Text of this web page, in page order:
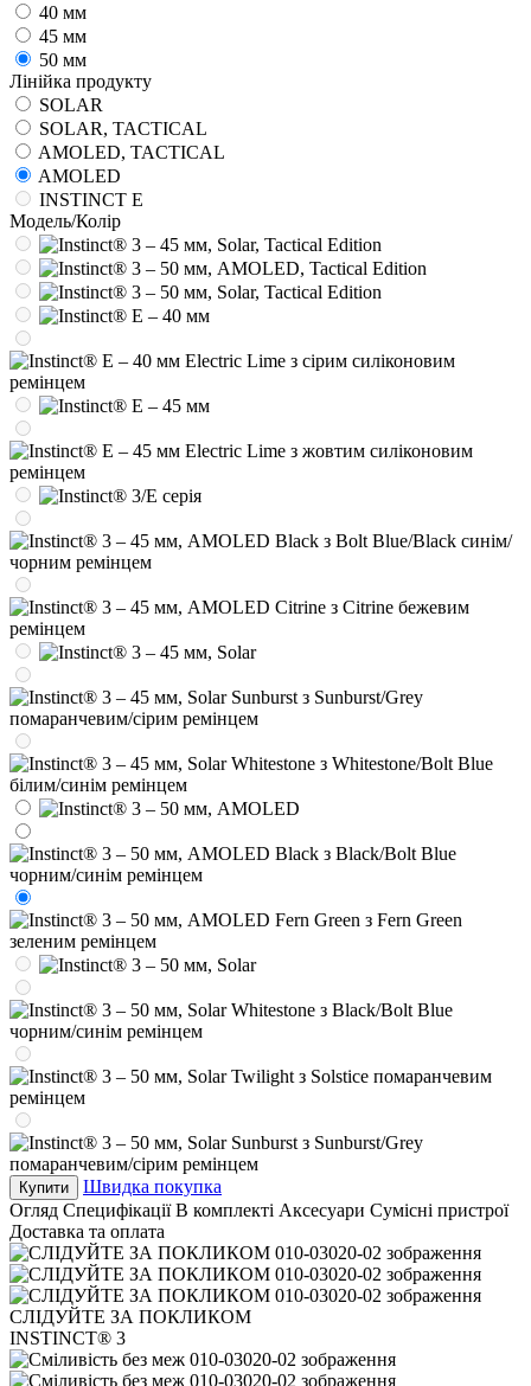
40 мм
45 мм
50 мм
Лінійка продукту
SOLAR
SOLAR, TACTICAL
AMOLED, TACTICAL
AMOLED
INSTINCT E
Модель/Колір
Купити
Швидка покупка
Огляд Специфікації В комплекті Аксесуари Сумісні пристрої
Доставка та оплата
СЛІДУЙТЕ ЗА ПОКЛИКОМ
INSTINCT® 3